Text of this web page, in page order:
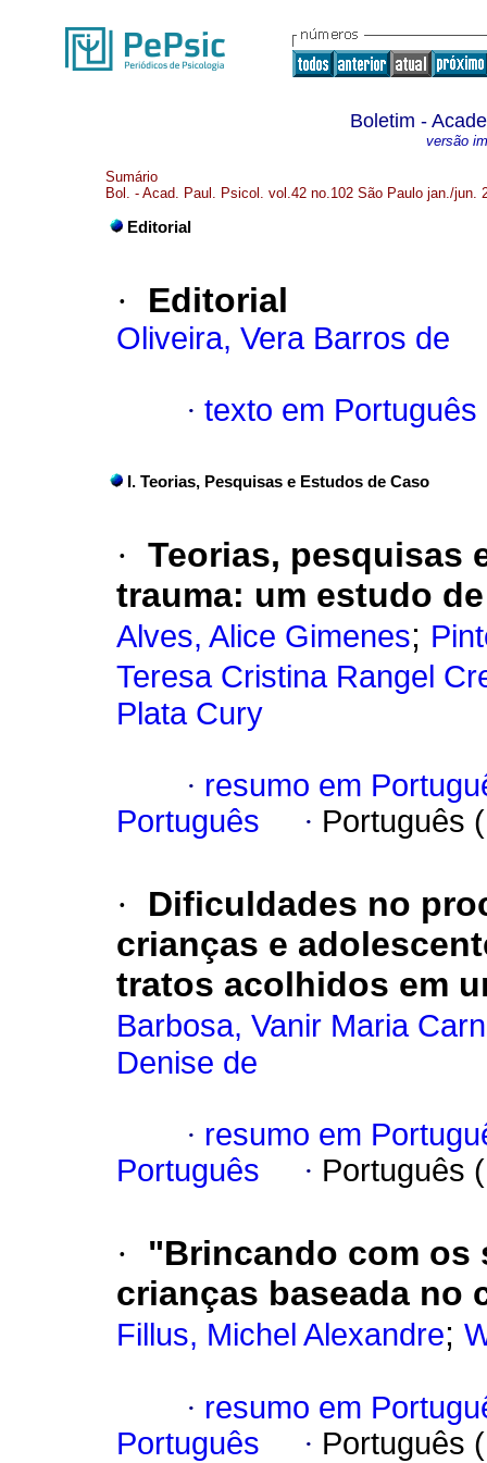
Boletim -
versão
Sumário
Bol. - Acad. Paul. Psicol. vol.42 no.102 São Paulo jan./jun.
Editorial
· Editorial
Oliveira, Vera Barros de
· texto em Português
I. Teorias, Pesquisas e Estudos de Caso
· Teorias, pesquisas
trauma: um estudo
Alves, Alice Gimenes;
Teresa Cristina Rangel
Plata Cury
· resumo em
Português
· Português
·
Dificuldades no
crianças e
tratos acolhidos em
Barbosa, Vanir Maria
Denise de
· resumo em
Português
· Português
·
"Brincando com os
crianças baseada no
Fillus, Michel Alexandre;
· resumo em
Português
· Português